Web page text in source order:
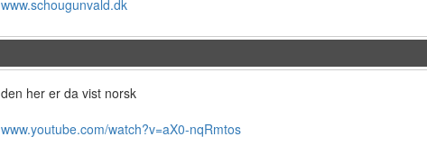
www.schougunvald.dk
den her er da vist norsk
www.youtube.com/watch?v=aX0-nqRmtos